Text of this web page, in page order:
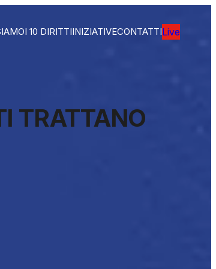
I 10 DIRITTIINIZIATIVECONTATTILive
TRATTANO